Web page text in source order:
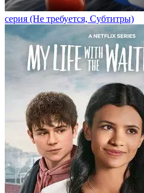
серия (Не требуется, Субтитры)